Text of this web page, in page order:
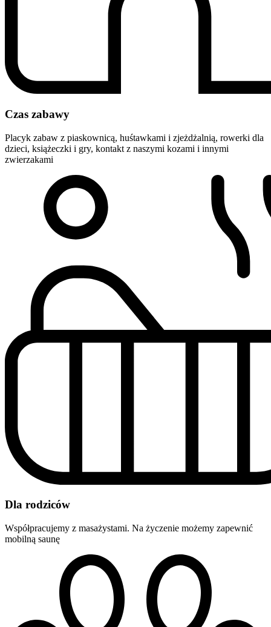
Czas zabawy
Placyk zabaw z piaskownicą, huśtawkami i zjeżdżalnią, rowerki dla
dzieci, książeczki i gry, kontakt z naszymi kozami i innymi
zwierzakami
Dla rodziców
Współpracujemy z masażystami. Na życzenie możemy zapewnić
mobilną saunę